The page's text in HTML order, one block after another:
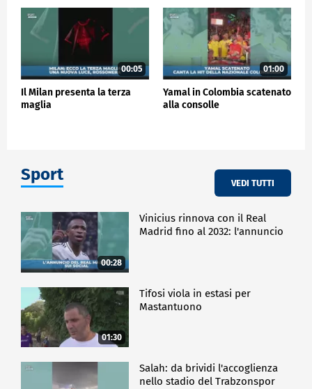
00:05
Il Milan presenta la terza
maglia
01:00
Yamal in Colombia scatenato
alla consolle
Sport VEDI TUTTI
00:28
Vinicius rinnova con il Real
Madrid fino al 2032: l'annuncio
01:30
Tifosi viola in estasi per
Mastantuono
Salah: da brividi l'accoglienza
nello stadio del Trabzonspor